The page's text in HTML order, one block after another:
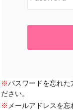
※パスワードを忘れた
ださい。
※ メールアドレスを